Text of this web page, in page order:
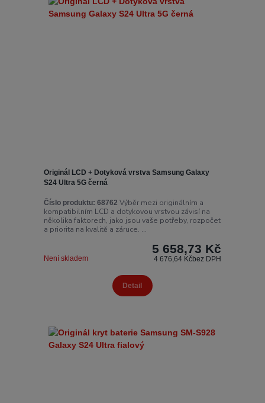
Originál LCD + Dotyková vrstva Samsung Galaxy
S24 Ultra 5G černá
Číslo produktu: 68762 Výběr mezi originálním a
kompatibilním LCD a dotykovou vrstvou závisí na
několika faktorech, jako jsou vaše potřeby, rozpočet
a priorita na kvalitě a záruce. ...
5 658,73 Kč
4 676,64 Kčbez DPH
Není skladem
Detail